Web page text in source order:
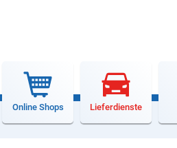
Online Shops Lieferdienste